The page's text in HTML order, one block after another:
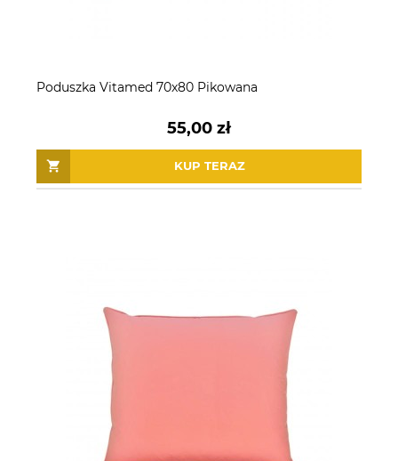
Poduszka Vitamed 70x80 Pikowana
55,00 zł
KUP TERAZ